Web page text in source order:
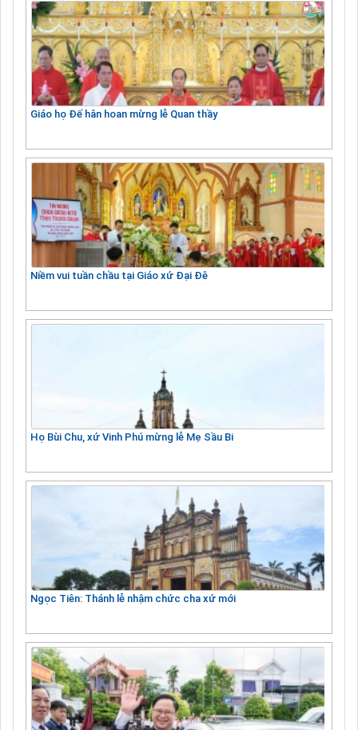
Giáo họ Đế hân hoan mừng lễ Quan thầy
Niềm vui tuần chầu tại Giáo xứ Đại Đê
Họ Bùi Chu, xứ Vinh Phú mừng lễ Mẹ Sầu Bi
Ngọc Tiên: Thánh lễ nhậm chức cha xứ mới